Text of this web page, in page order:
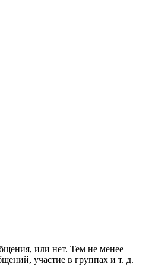
или нет. Тем не менее
участие в группах и т. д.